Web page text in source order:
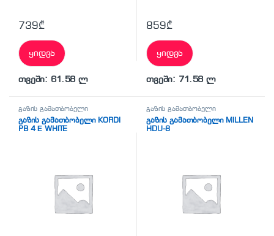
739₾
ყიდვა
თვეში: 61.58 ლ
859₾
ყიდვა
თვეში: 71.58 ლ
გაზის გამათბობელი
გაზის გამათბობელი KORDI
PB 4 Е WHITE
გაზის გამათბობელი
გაზის გამათბობელი MILLEN
HDU-8